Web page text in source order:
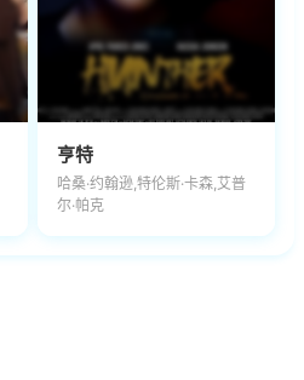
亨特
哈桑·约翰逊,特伦斯·卡森,艾普
尔·帕克